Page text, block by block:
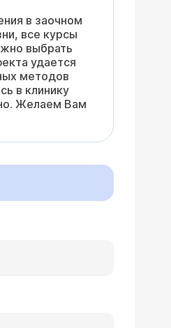
в заочном
все курсы
выбрать
удается
методов
в клинику
Желаем Вам